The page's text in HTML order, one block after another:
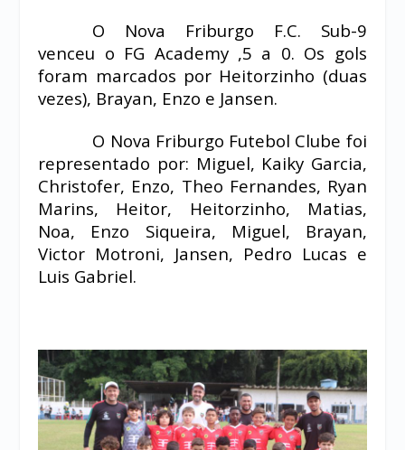
O Nova Friburgo F.C. Sub-9
venceu o FG Academy ,5 a 0. Os gols
foram marcados por Heitorzinho (duas
vezes), Brayan, Enzo e Jansen.
O Nova Friburgo Futebol Clube foi
representado por: Miguel, Kaiky Garcia,
Christofer, Enzo, Theo Fernandes, Ryan
Marins, Heitor, Heitorzinho, Matias,
Noa, Enzo Siqueira, Miguel, Brayan,
Victor Motroni, Jansen, Pedro Lucas e
Luis Gabriel.